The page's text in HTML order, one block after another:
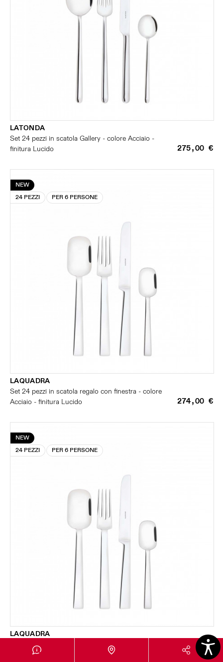
LATONDA
Set 24 pezzi in scatola Gallery - colore Acciaio -
finitura Lucido
275,00 €
NEW
24 PEZZI
PER 6 PERSONE
LAQUADRA
Set 24 pezzi in scatola regalo con finestra - colore
Acciaio - finitura Lucido
274,00 €
NEW
24 PEZZI
PER 6 PERSONE
LAQUADRA
Set 24 pezzi in scatola regalo con finestra - colore
Acciaio - finitura Lucido
274,00 €